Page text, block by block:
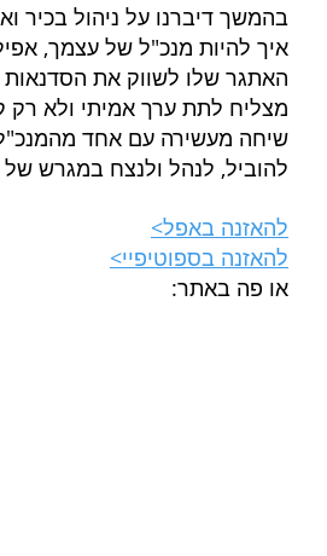
בהמשך דיברנו על ניהול בכיר
איך להיות מנכ"ל של עצמך,
האתגר שלו לשווק את הסדנאות
מצליח לתת ערך אמיתי ולא רק
שיחה מעשירה עם אחד
להוביל, לנהל ולנצח במגרש של
להאזנה באפל>
להאזנה בספוטיפיי>
או פה באתר: